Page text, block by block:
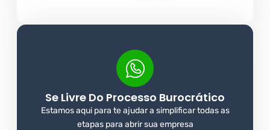
Se Livre Do Processo Burocrático
Estamos aqui para te ajudar a simplificar todas as
etapas para abrir sua empresa